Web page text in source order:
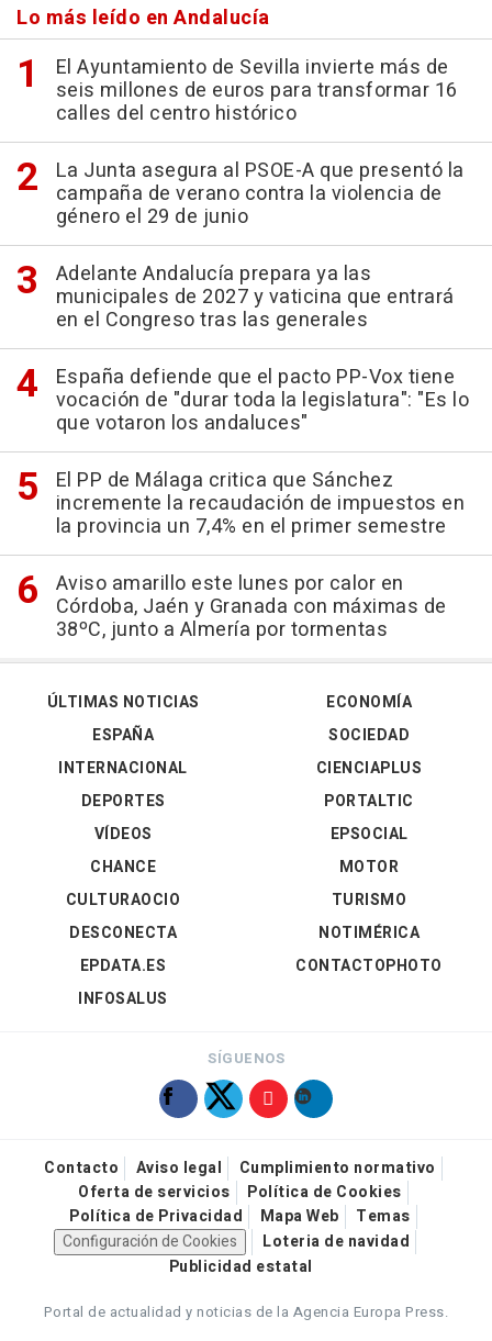
Lo más leído en Andalucía
El Ayuntamiento de Sevilla invierte más de
seis millones de euros para transformar 16
calles del centro histórico
La Junta asegura al PSOE-A que presentó la
campaña de verano contra la violencia de
género el 29 de junio
Adelante Andalucía prepara ya las
municipales de 2027 y vaticina que entrará
en el Congreso tras las generales
España defiende que el pacto PP-Vox tiene
vocación de "durar toda la legislatura": "Es lo
que votaron los andaluces"
El PP de Málaga critica que Sánchez
incremente la recaudación de impuestos en
la provincia un 7,4% en el primer semestre
Aviso amarillo este lunes por calor en
Córdoba, Jaén y Granada con máximas de
38ºC, junto a Almería por tormentas
ÚLTIMAS NOTICIAS
ESPAÑA
INTERNACIONAL
DEPORTES
VÍDEOS
ECONOMÍA
SOCIEDAD
CIENCIAPLUS
PORTALTIC
EPSOCIAL
CHANCE
CULTURAOCIO
DESCONECTA
EPDATA.ES
INFOSALUS
MOTOR
TURISMO
NOTIMÉRICA
CONTACTOPHOTO
SÍGUENOS
Contacto Aviso legal
Cumplimiento normativo
Oferta de servicios
Política de Cookies
Política de Privacidad
Mapa Web
Temas
Configuración de Cookies
Loteria de navidad
Publicidad estatal
Portal de actualidad y noticias de la Agencia Europa Press.